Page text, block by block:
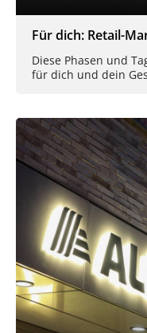
Für dich: Retail-
Diese Phasen und
für dich und dein